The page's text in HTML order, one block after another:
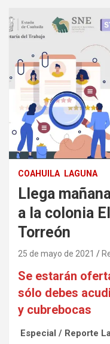
COAHUILA LAGUNA
Llega
a la colonia
Torreón
25 de mayo de 2021
Se estarán
sólo debes
y cubrebocas
Especial / Reporte